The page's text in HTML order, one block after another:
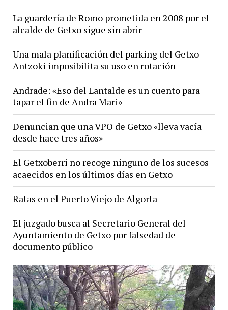
La guardería de Romo prometida en 2008 por el
alcalde de Getxo sigue sin abrir
Una mala planificación del parking del Getxo
Antzoki imposibilita su uso en rotación
Andrade: «Eso del Lantalde es un cuento para
tapar el fin de Andra Mari»
Denuncian que una VPO de Getxo «lleva vacía
desde hace tres años»
El Getxoberri no recoge ninguno de los sucesos
acaecidos en los últimos días en Getxo
Ratas en el Puerto Viejo de Algorta
El juzgado busca al Secretario General del
Ayuntamiento de Getxo por falsedad de
documento público